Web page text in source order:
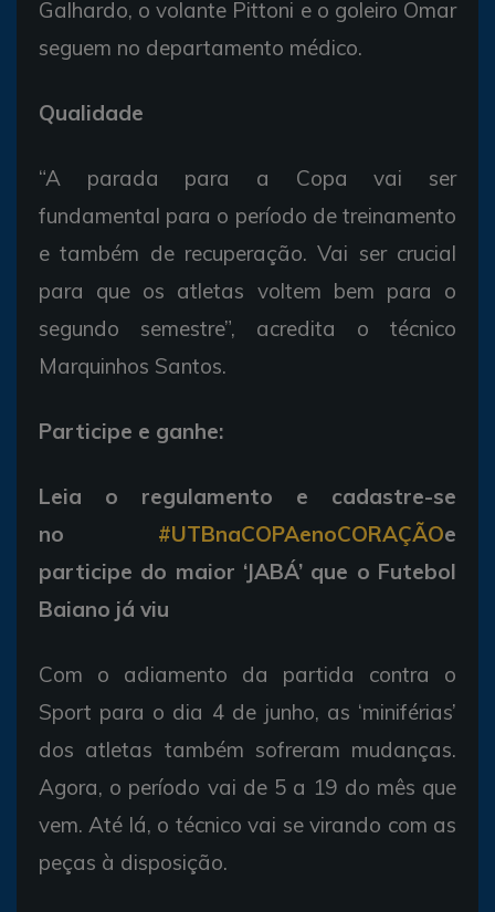
Galhardo, o volante Pittoni e o goleiro Omar
seguem no departamento médico.
Qualidade
“A parada para a Copa vai ser
fundamental para o período de treinamento
e também de recuperação. Vai ser crucial
para que os atletas voltem bem para o
segundo semestre”, acredita o técnico
Marquinhos Santos.
Participe e ganhe:
Leia o regulamento e cadastre-se
no #UTBnaCOPAenoCORAÇÃOe
participe do maior ‘JABÁ’ que o Futebol
Baiano já viu
Com o adiamento da partida contra o
Sport para o dia 4 de junho, as ‘miniférias’
dos atletas também sofreram mudanças.
Agora, o período vai de 5 a 19 do mês que
vem. Até lá, o técnico vai se virando com as
peças à disposição.